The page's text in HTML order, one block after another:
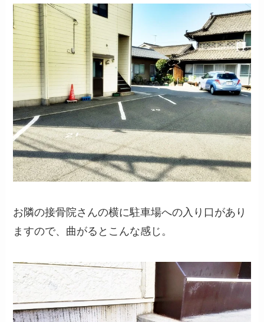
お隣の接骨院さんの横に駐車場への入り口があり
ますので、曲がるとこんな感じ。